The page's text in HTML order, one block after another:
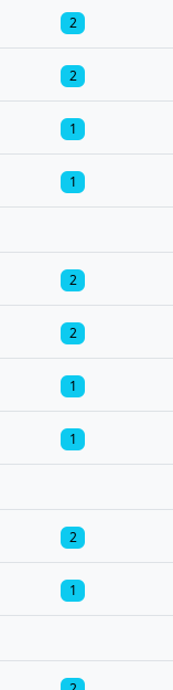
2
2
1
1
2
2
1
1
2
1